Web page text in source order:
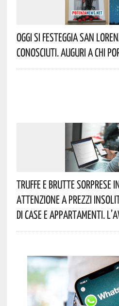
Oggi Si Festeggia San
Conosciuti. Auguri A Chi
Truffe E Brutte Sorprese
Attenzione A Prezzi
Di Case E Appartamenti.